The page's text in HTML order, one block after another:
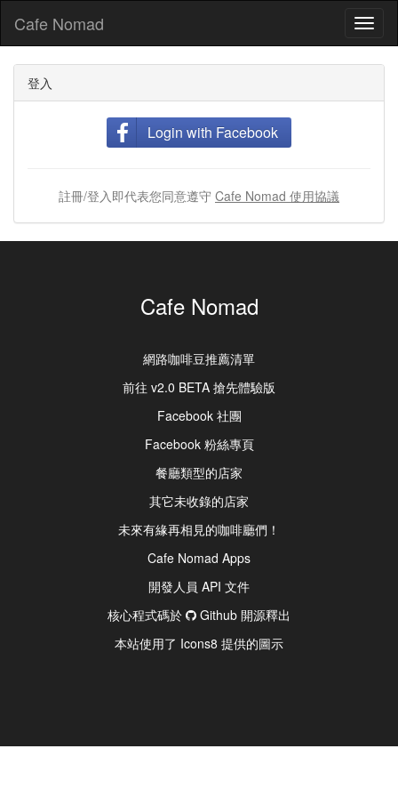
Cafe Nomad
登入
Login with Facebook
註冊/登入即代表您同意遵守 Cafe Nomad 使用協議
Cafe Nomad
網路咖啡豆推薦清單
前往 v2.0 BETA 搶先體驗版
Facebook 社團
Facebook 粉絲專頁
餐廳類型的店家
其它未收錄的店家
未來有緣再相見的咖啡廳們！
Cafe Nomad Apps
開發人員 API 文件
核心程式碼於
Github 開源釋出
本站使用了 Icons8 提供的圖示